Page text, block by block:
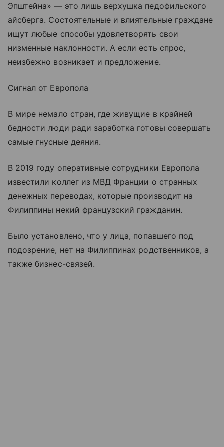
Эпштейна» — это лишь верхушка педофильского
айсберга. Состоятельные и влиятельные граждане
ищут любые способы удовлетворять свои
низменные наклонности. А если есть спрос,
неизбежно возникает и предложение.
Сигнал от Европола
В мире немало стран, где живущие в крайней
бедности люди ради заработка готовы совершать
самые гнусные деяния.
В 2019 году оперативные сотрудники Европола
известили коллег из МВД Франции о странных
денежных переводах, которые производит на
Филиппины некий французский гражданин.
Было установлено, что у лица, попавшего под
подозрение, нет на Филиппинах родственников, а
также бизнес-связей.